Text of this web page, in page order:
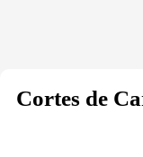
Cortes de